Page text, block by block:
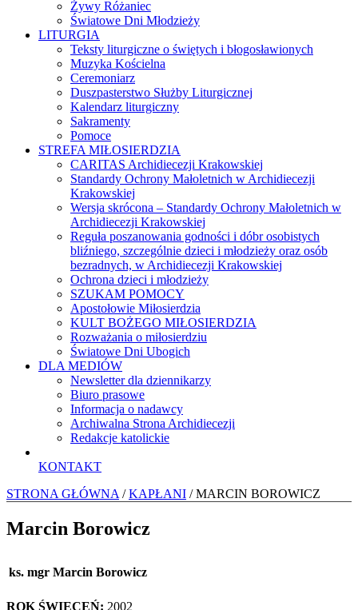
Żywy Różaniec
Światowe Dni Młodzieży
LITURGIA
Teksty liturgiczne o świętych i błogosławionych
Muzyka Kościelna
Ceremoniarz
Duszpasterstwo Służby Liturgicznej
Kalendarz liturgiczny
Sakramenty
Pomoce
STREFA MIŁOSIERDZIA
CARITAS Archidiecezji Krakowskiej
Standardy Ochrony Małoletnich w Archidiecezji
Krakowskiej
Wersja skrócona – Standardy Ochrony Małoletnich w
Archidiecezji Krakowskiej
Reguła poszanowania godności i dóbr osobistych
bliźniego, szczególnie dzieci i młodzieży oraz osób
bezradnych, w Archidiecezji Krakowskiej
Ochrona dzieci i młodzieży
SZUKAM POMOCY
Apostołowie Miłosierdzia
KULT BOŻEGO MIŁOSIERDZIA
Rozważania o miłosierdziu
Światowe Dni Ubogich
DLA MEDIÓW
Newsletter dla dziennikarzy
Biuro prasowe
Informacja o nadawcy
Archiwalna Strona Archidiecezji
Redakcje katolickie
KONTAKT
STRONA GŁÓWNA /KAPŁANI / MARCIN BOROWICZ
Marcin Borowicz
ks. mgr Marcin Borowicz
ROK ŚWIĘCEŃ: 2002